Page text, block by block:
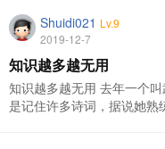
Shuidi021 Lv.9
2019-12-7
知识越多越无用
知识越多越无用 去年一个
是记住许多诗词，据说她熟